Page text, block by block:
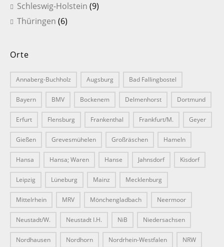
Schleswig-Holstein (9)
Thüringen (6)
Orte
Annaberg-Buchholz Augsburg Bad Fallingbostel
Bayern BMV Bockenem Delmenhorst Dortmund
Erfurt Flensburg Frankenthal Frankfurt/M. Geyer
Gießen Grevesmühelen Großräschen Hameln
Hansa Hansa; Waren Hanse Jahnsdorf Kisdorf
Leipzig Lüneburg Mainz Mecklenburg
Mittelrhein MRV Mönchengladbach Neermoor
Neustadt/W. Neustadt I.H. NiB Niedersachsen
Nordhausen Nordhorn Nordrhein-Westfalen NRW